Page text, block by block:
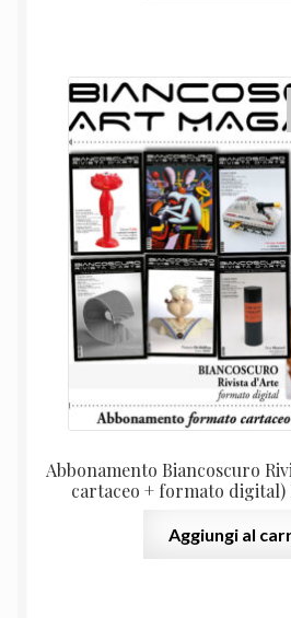
Abbonamento Biancoscuro
cartaceo + formato digital)
Aggiungi al